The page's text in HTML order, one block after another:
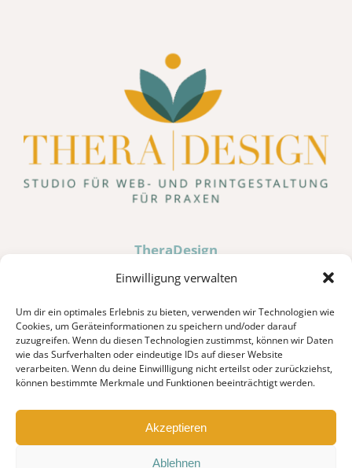
Einwilligung verwalten
Um dir ein optimales Erlebnis zu bieten, verwenden wir Technologien wie
Cookies, um Geräteinformationen zu speichern und/oder darauf
zuzugreifen. Wenn du diesen Technologien zustimmst, können wir Daten
wie das Surfverhalten oder eindeutige IDs auf dieser Website
verarbeiten. Wenn du deine Einwillligung nicht erteilst oder zurückziehst,
können bestimmte Merkmale und Funktionen beeinträchtigt werden.
Akzeptieren
Ablehnen
TheraDesign
Hochweiler 10 · D-87527 Sonthofen
Tel. 0176 80036185
info@theradesign.de